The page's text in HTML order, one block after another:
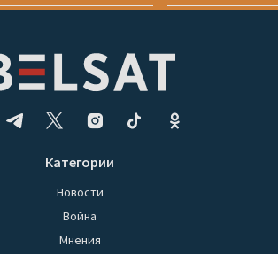
Категории
Новости
Война
Мнения